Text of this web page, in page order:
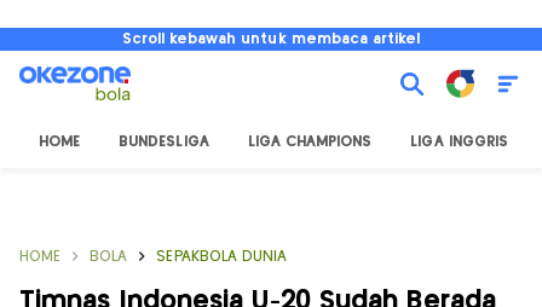
Scroll kebawah untuk membaca artikel
HOME BUNDESLIGA LIGA CHAMPIONS LIGA INGGRIS
HOME BOLA SEPAKBOLA DUNIA
Timnas Indonesia U-20 Sudah Berada